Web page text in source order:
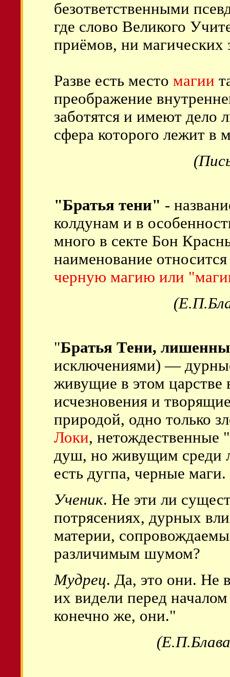
безответственными
где слово Великого
приёмов, ни магических
Разве есть место магии
преображение
заботятся и имеют дело
сфера которого лежит в
"Братья тени" -
колдунам и в
много в секте Бон
наименование
черную магию или
"Братья Тени,
исключениями) —
живущие в этом царстве
исчезновения и
природой, одно только
Локи,
душ, но живущим среди
есть дугпа, черные маги.
Ученик. Не эти ли
потрясениях, дурных
материи,
различимым шумом?
Мудрец. Да, это они. Не
их видели перед
конечно же, они."